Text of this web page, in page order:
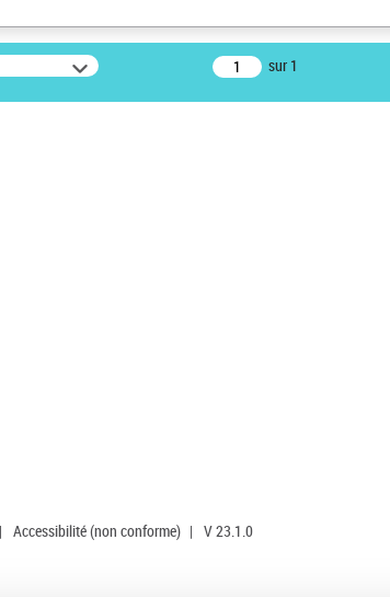
sur 1
| Accessibilité (non conforme) | V 23.1.0